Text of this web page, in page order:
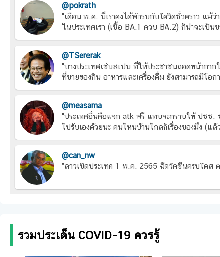
@pokrath
"เดือน พ.ค. นี่เราคงได้พักรบกับโควิดชั่วคราว แม้ว่
ในประเทศเรา (เชื้อ BA.1 ควบ BA.2) ก็น่าจะเ
@TSererak
"บางประเทศเช่นสเปน ที่ให้ประชาชนถอดหน้ากา
ที่ขายของกิน อาหารและเครื่องดื่ม ยังสามารถมีโอ
@measama
"ประเทศอื่นคือแจก atk ฟรี แทบจะกราบให้ ปชช.
ไปรับเองด้วยนะ คนไหนบ้านไกลก็เรื่องของมึง (แ
@can_nw
"ลาวเปิดประเทศ 1 พ.ค. 2565 ฉีดวัคซีนครบโดส
รวมประเด็น COVID-19 ควรรู้